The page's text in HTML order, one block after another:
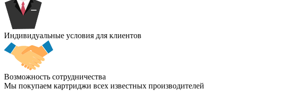
Индивидуальные условия для клиентов
Возможность сотрудничества
Мы покупаем картриджи всех известных производителей